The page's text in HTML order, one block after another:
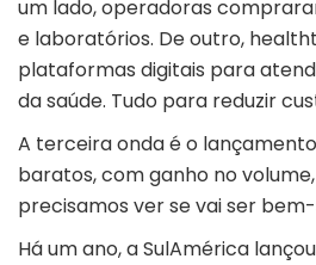
um lado, operadoras
e laboratórios. De outro,
plataformas digitais para
da saúde. Tudo para reduzir
A terceira onda é o
baratos, com ganho no
precisamos ver se vai ser
Há um ano, a SulAmérica